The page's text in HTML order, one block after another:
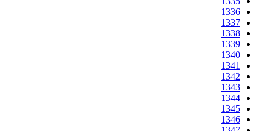
1336
1337
1338
1339
1340
1341
1342
1343
1344
1345
1346